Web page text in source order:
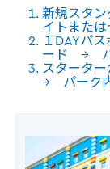
新規スタ
イトまた
１DAYパ
ード → パ
スタータ
→ パーク